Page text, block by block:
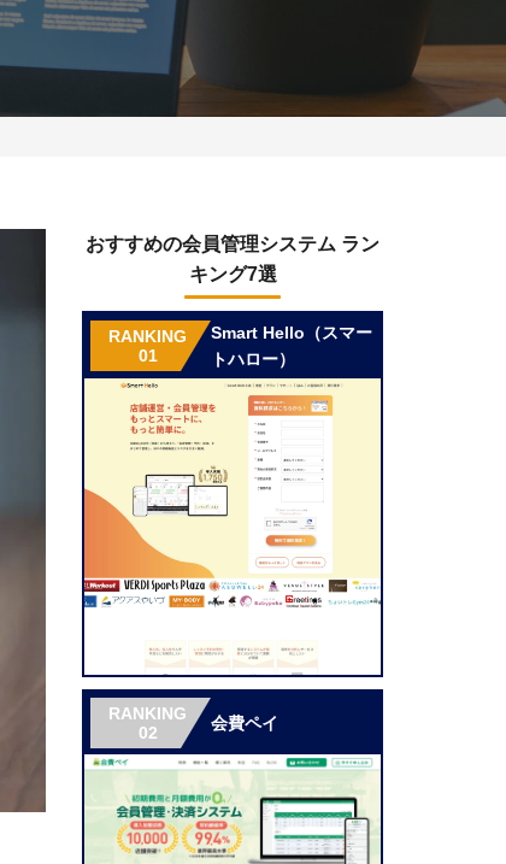
おすすめの会員管理システム ラン
キング7選
RANKING
01
Smart Hello（スマー
トハロー）
RANKING
02
会費ペイ